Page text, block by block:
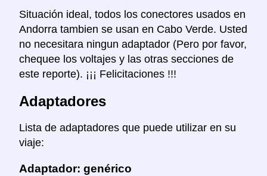
Situación ideal, todos los conectores usados en
Andorra tambien se usan en Cabo Verde. Usted
no necesitara ningun adaptador (Pero por favor,
chequee los voltajes y las otras secciones de
este reporte). ¡¡¡ Felicitaciones !!!
Adaptadores
Lista de adaptadores que puede utilizar en su
viaje:
Adaptador: genérico